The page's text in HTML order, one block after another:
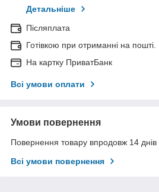
Детальніше
Післяплата
Готівкою при отриманні на пошті.
На картку ПриватБанк
Всі умови оплати
Умови повернення
Повернення товару впродовж 14 днів
Всі умови повернення